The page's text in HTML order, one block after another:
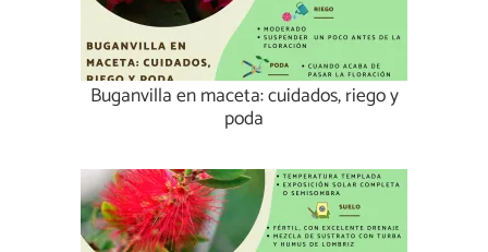
Buganvilla en maceta: cuidados, riego y
poda